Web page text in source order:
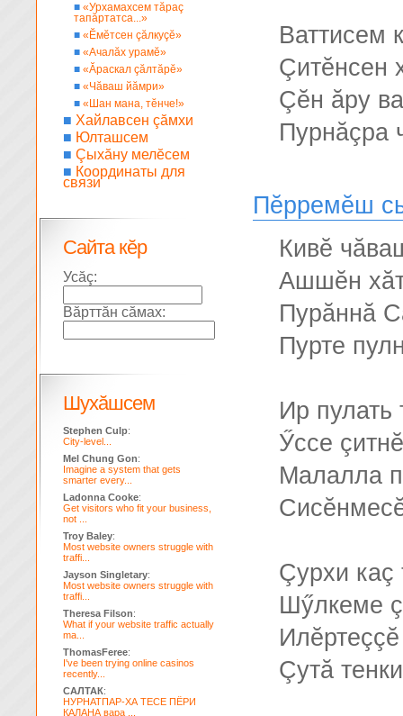
Ваттисем
Çитĕнсен
Çĕн ăру
Пурнăçра
Пĕрремĕш
Кивĕ
Ашшĕн
Пурăннă
Пурте
Ир пулать
Ӳссе
Малалла
Çурхи каç
Шӳлкеме
Çутă
■ «Урхамахсем тăраç
тапăртатса...»
■ «Ĕмĕтсен çăлкуçĕ»
■ «Ачалăх урамĕ»
■ «Ăраскал çăлтăрĕ»
■ «Чăваш йăмри»
■ «Шан мана, тĕнче!»
■ Хайлавсен çăмхи
■ Юлташсем
■ Çыхăну мелĕсем
■ Координаты для
связи
Сайта кĕр
Усăç:
Вăрттăн сăмах:
Шухăшсем
Stephen Culp:
City-level...
Mel Chung Gon:
Imagine a system that gets
smarter every...
Ladonna Cooke:
Get visitors who fit your business,
not ...
Troy Baley:
Most website owners struggle with
traffi...
Jayson Singletary:
Most website owners struggle with
traffi...
Theresa Filson:
What if your website traffic actually
ma...
ThomasFeree:
I've been trying online casinos
recently...
САЛТАК:
НУРНАТПАР-ХА ТЕСЕ ПЁРИ
КАЛАНА вара ...